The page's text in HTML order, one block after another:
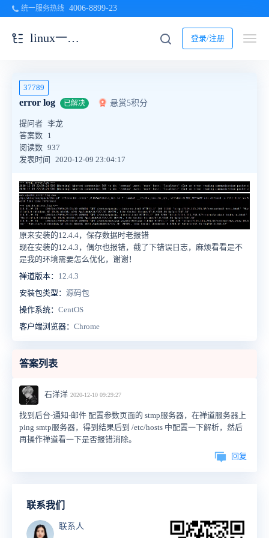
统一服务热线 4006-8899-23
登录/注册
linux一键安装包
37789
error log 已解决 悬赏5积分
提问者 李龙
答案数 1
阅读数 937
发表时间
2020-12-09 23:04:17
原来安装的12.4.4，保存数据时老报错
现在安装的12.4.3，偶尔也报错，截了下错误日志，麻烦看看是不
是我的环境需要怎么优化，谢谢！
禅道版本： 12.4.3
安装包类型： 源码包
操作系统： CentOS
客户端浏览器： Chrome
答案列表
石洋洋 2020-12-10 09:29:27
找到后台-通知-邮件 配置参数页面的 stmp服务器，在禅道服务器上
ping smtp服务器，得到结果后到 /etc/hosts 中配置一下解析，然后
再操作禅道看一下是否报错消除。
回复
联系我们
联系人